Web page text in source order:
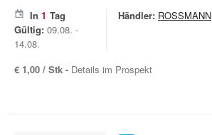
In 1 Tag
Gültig: 09.08. -
14.08.
Händler: ROSSMANN
€ 1,00 / Stk - Details im Prospekt